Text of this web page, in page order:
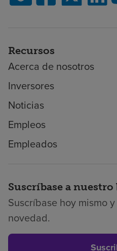
Recursos
Acerca de nosotros
Inversores
Noticias
Empleos
Empleados
Suscríbase a
Suscríbase hoy mismo
novedad.